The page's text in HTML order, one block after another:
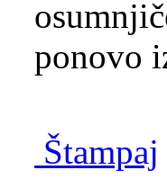
ponovo
Štampaj